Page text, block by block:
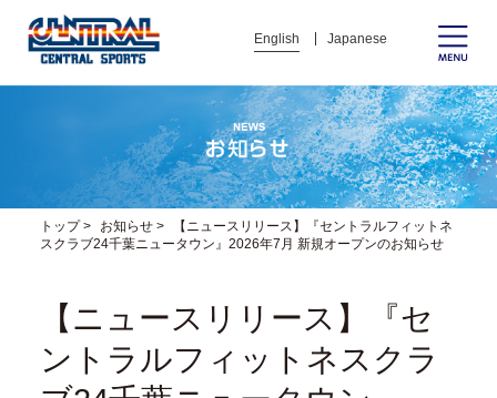
English Japanese
トップ> お知らせ>
【ニュースリリース】『セントラルフィットネ
スクラブ24千葉ニュータウン』2026年7月 新規オープンのお知らせ
【ニュースリリース】『セ
ントラルフィットネスクラ